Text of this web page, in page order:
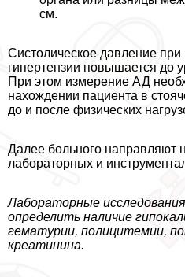
см.
Систолическое давление при
гипертензии повышается до
При этом измерение АД
нахождении пациента в
до и после физических
Далее больного направляют
лабораторных и
Лабораторные
определить наличие
гематурии, полицитемии,
креатинина.